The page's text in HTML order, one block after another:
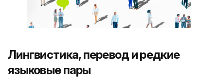
Лингвистика, перевод и редкие
языковые пары